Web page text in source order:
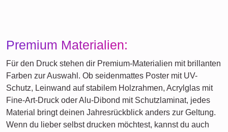
Premium Materialien:
Für den Druck stehen dir Premium-Materialien mit brillanten
Farben zur Auswahl. Ob seidenmattes Poster mit UV-
Schutz, Leinwand auf stabilem Holzrahmen, Acrylglas mit
Fine-Art-Druck oder Alu-Dibond mit Schutzlaminat, jedes
Material bringt deinen Jahresrückblick anders zur Geltung.
Wenn du lieber selbst drucken möchtest, kannst du auch